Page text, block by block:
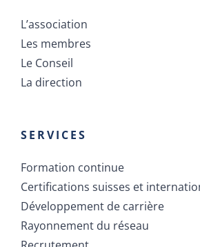
L’association
Les membres
Le Conseil
La direction
SERVICES
Formation continue
Certifications suisses et
Développement de carrière
Rayonnement du réseau